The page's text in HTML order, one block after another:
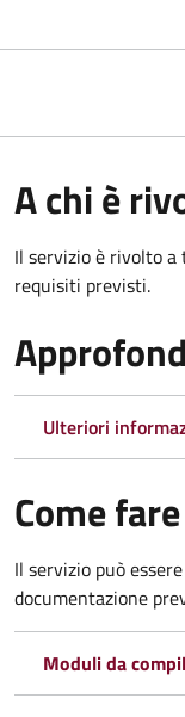
A chi è
Il servizio è rivolto
requisiti previsti.
Ulteriori
Come fare
Il servizio può
documentazione
Moduli da